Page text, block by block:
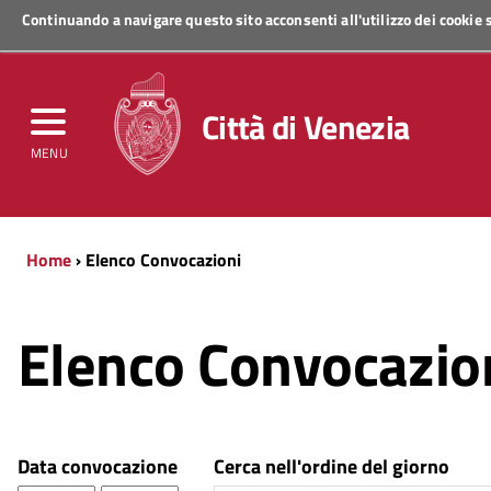
Continuando a navigare questo sito acconsenti all'utilizzo dei
MENU
Regione Veneto
Città di Venezia
Home› Elenco Convocazioni
Elenco
Data convocazione
Cerca nell'ordine del giorno